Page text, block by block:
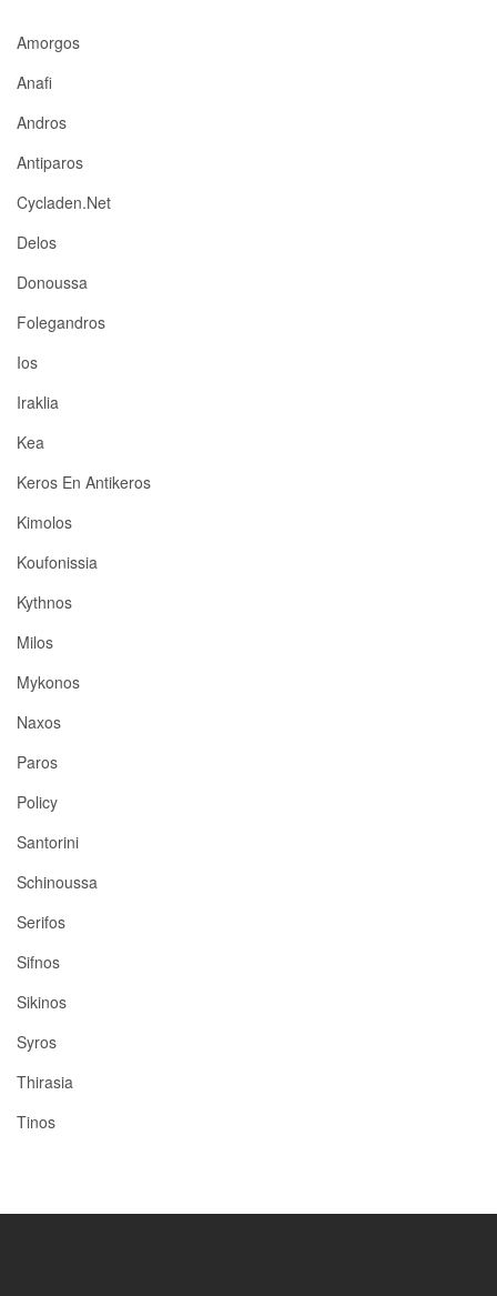
Amorgos
Anafi
Andros
Antiparos
Cycladen.net
Delos
Donoussa
Folegandros
Ios
Iraklia
Kea
Keros En Antikeros
Kimolos
Koufonissia
Kythnos
Milos
Mykonos
Naxos
Paros
Policy
Santorini
Schinoussa
Serifos
Sifnos
Sikinos
Syros
Thirasia
Tinos